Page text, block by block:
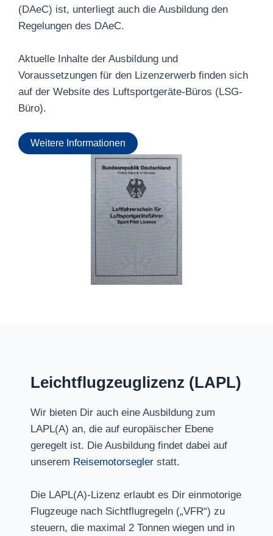
(DAeC) ist, unterliegt auch die Ausbildung den
Regelungen des DAeC.
Aktuelle Inhalte der Ausbildung und
Voraussetzungen für den Lizenzerwerb finden sich
auf der Website des Luftsportgeräte-Büros (LSG-
Büro).
Weitere Informationen
Leichtflugzeuglizenz (LAPL)
Wir bieten Dir auch eine Ausbildung zum
LAPL(A) an, die auf europäischer Ebene
geregelt ist. Die Ausbildung findet dabei auf
unserem Reisemotorsegler statt.
Die LAPL(A)-Lizenz erlaubt es Dir einmotorige
Flugzeuge nach Sichtflugregeln („VFR“) zu
steuern, die maximal 2 Tonnen wiegen und in